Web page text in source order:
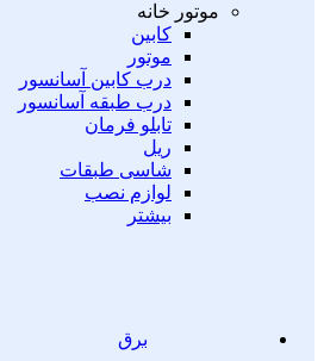
موتور خانه
کابین
موتور
درب کابین آسانسور
درب طبقه آسانسور
تابلو فرمان
ریل
شاسی طبقات
لوازم نصب
بیشتر
برق